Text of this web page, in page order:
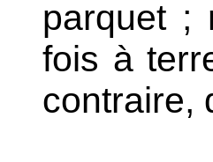
parquet ;
fois à
contraire,